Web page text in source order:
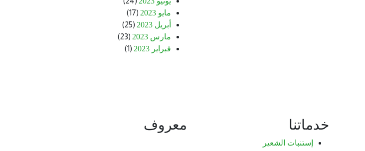
مايو 2023
(17)
أبريل 2023
(25)
مارس 2023
(23)
فبراير 2023
(1)
خدماتنا
إستنبات الشعير
معروف